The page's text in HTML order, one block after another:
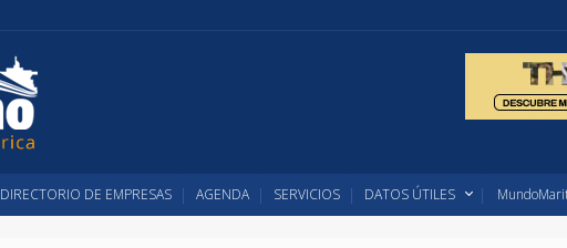
DIRECTORIO DE EMPRESAS AGENDA SERVICIOS DATOS ÚTILES